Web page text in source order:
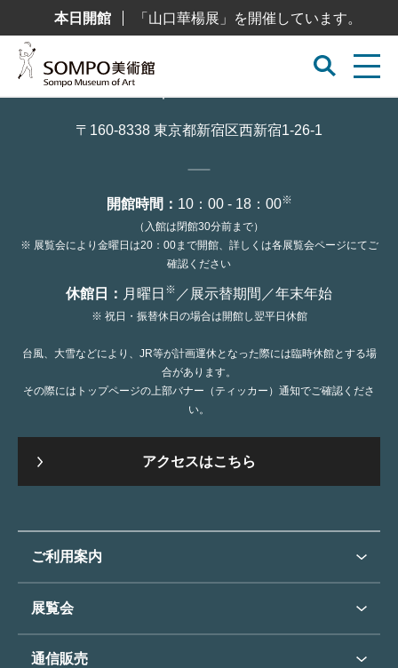
テ
本日開館 「山口華楊展」を開催しています。
〒160-8338 東京都新宿区西新宿1-26-1
開館時間： 10：00 - 18：00※
（入館は閉館30分前まで）
※ 展覧会により金曜日は20：00まで開館、詳しくは各展覧会ページにてご
確認ください
休館日： 月曜日 ※ ／展示替期間／年末年始
※ 祝日・振替休日の場合は開館し翌平日休館
台風、大雪などにより、JR等が計画運休となった際には臨時休館とする場
合があります。
その際にはトップページの上部バナー（ティッカー）通知でご確認くださ
い。
アクセスはこちら
ご利用案内
ご利用案内トップ
展覧会
展覧会・イベントトップ
通信販売